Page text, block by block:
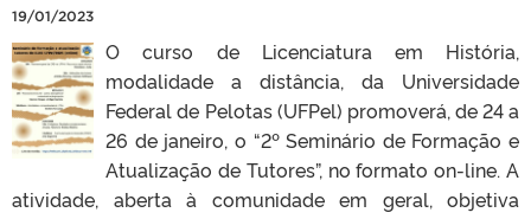
19/01/2023
O curso de Licenciatura em História,
modalidade a distância, da Universidade
Federal de Pelotas (UFPel) promoverá, de 24 a
26 de janeiro, o “2º Seminário de Formação e
Atualização de Tutores”, no formato on-line. A
atividade, aberta à comunidade em geral, objetiva